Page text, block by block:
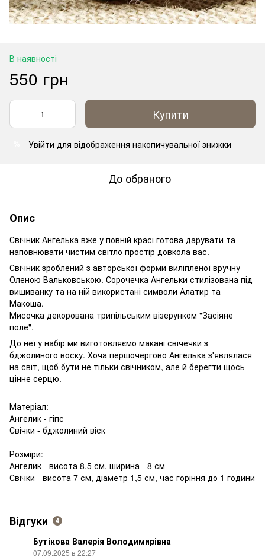
В наявності
550 грн
Купити
Увійти для відображення накопичувальної знижки
До обраного
Опис
Свічник Ангелька вже у повній красі готова дарувати та
наповнювати чистим світло простір довкола вас.
Свічник зроблений з авторської форми виліпленої вручну
Оленою Вальковською. Сорочечка Ангельки стилізована під
вишиванку та на ній використані символи Алатир та
Макоша.
Мисочка декорована трипільським візерунком "Засіяне
поле".
До неї у набір ми виготовляємо макані свічечки з
бджолиного воску. Хоча першочергово Ангелька з'являлася
на світ, щоб бути не тільки свічником, але й берегти щось
цінне серцю.
Матеріал:
Ангелик - гіпс
Свічки - бджолиний віск
Розміри:
Ангелик - висота 8.5 см, ширина - 8 см
Свічки - висота 7 см, діаметр 1,5 см, час горіння до 1 години
Відгуки 4
Бутікова Валерія Володимирівна
07.09.2025 в 22:27